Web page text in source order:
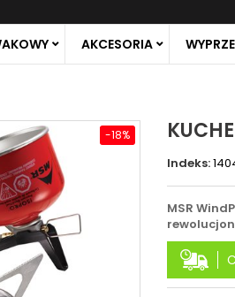
AKCESORIA
-18%
Indeks:
MSR